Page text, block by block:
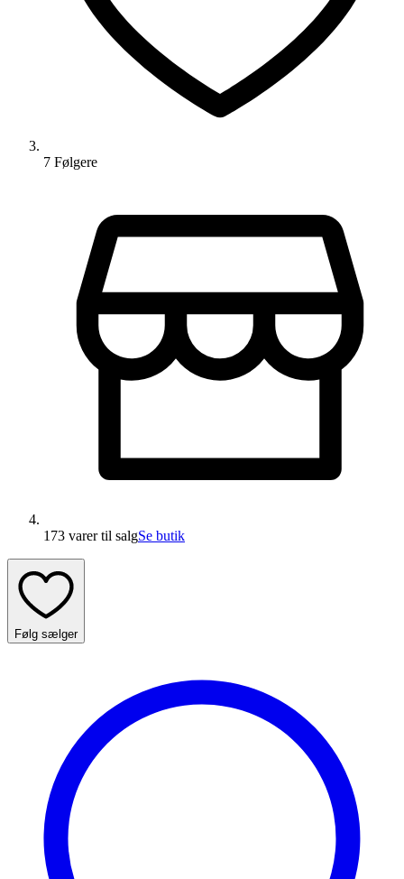
7 Følgere
173 varertil salgSe butik
Følg sælger